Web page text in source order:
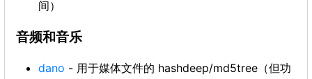
间）
音频和音乐
dano - 用于媒体文件的 hashdeep/md5tree（但功